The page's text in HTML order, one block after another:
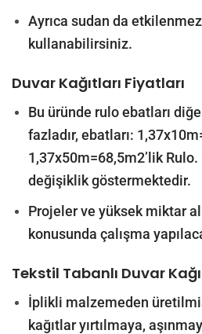
Ayrıca sudan da
kullanabilirsiniz.
Duvar Kağıtları Fiyatları
Bu üründe rulo ebatları
fazladır, ebatları:
1,37x50m=68,5m2’lik
değişiklik göstermektedir.
Projeler ve yüksek miktar
konusunda çalışma
Tekstil Tabanlı Duvar
İplikli malzemeden
kağıtlar yırtılmaya,